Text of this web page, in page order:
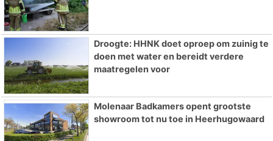
Droogte: HHNK doet oproep om zuinig te
doen met water en bereidt verdere
maatregelen voor
Molenaar Badkamers opent grootste
showroom tot nu toe in Heerhugowaard